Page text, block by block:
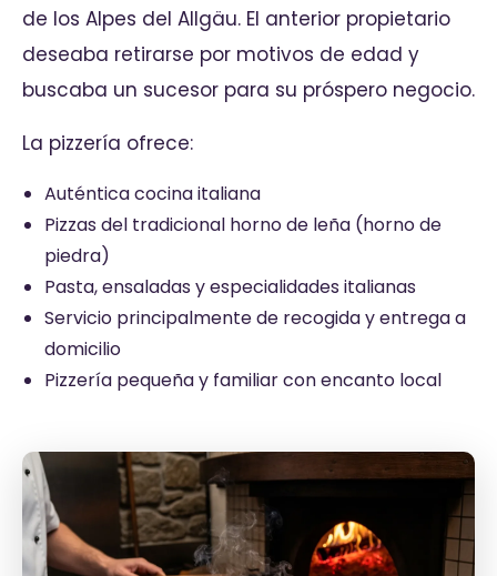
de los Alpes del Allgäu. El anterior propietario
deseaba retirarse por motivos de edad y
buscaba un sucesor para su próspero negocio.
La pizzería ofrece:
Auténtica cocina italiana
Pizzas del tradicional horno de leña (horno de
piedra)
Pasta, ensaladas y especialidades italianas
Servicio principalmente de recogida y entrega a
domicilio
Pizzería pequeña y familiar con encanto local